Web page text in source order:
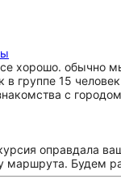
хорошо. обычно
группе 15
с
оправдала
маршрута. Будем